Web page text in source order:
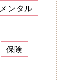
メンタル
保険